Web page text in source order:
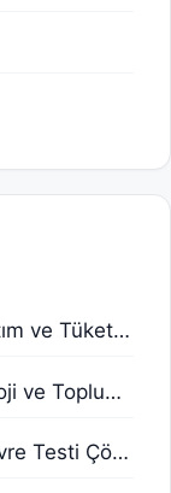
7.Sınıf Sosyal Bilgiler Üretim Dağıtım ve Tüketim Testi Çöz Pdf
7.Sınıf Sosyal Bilgiler Bilim Teknoloji ve Toplum Testi Çöz Pdf
7.Sınıf Sosyal Bilgiler Yerler ve Çevre Testi Çöz Pdf